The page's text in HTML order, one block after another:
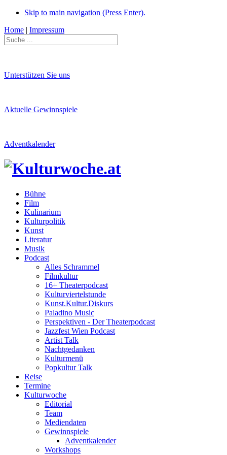
Skip to main navigation (Press Enter).
Home | Impressum
Unterstützen Sie uns
Aktuelle Gewinnspiele
Adventkalender
Bühne
Film
Kulinarium
Kulturpolitik
Kunst
Literatur
Musik
Podcast
Alles Schrammel
Filmkultur
16+ Theaterpodcast
Kulturviertelstunde
Kunst.Kultur.Diskurs
Paladino Music
Perspektiven - Der Theaterpodcast
Jazzfest Wien Podcast
Artist Talk
Nachtgedanken
Kulturmenü
Popkultur Talk
Reise
Termine
Kulturwoche
Editorial
Team
Mediendaten
Gewinnspiele
Adventkalender
Workshops